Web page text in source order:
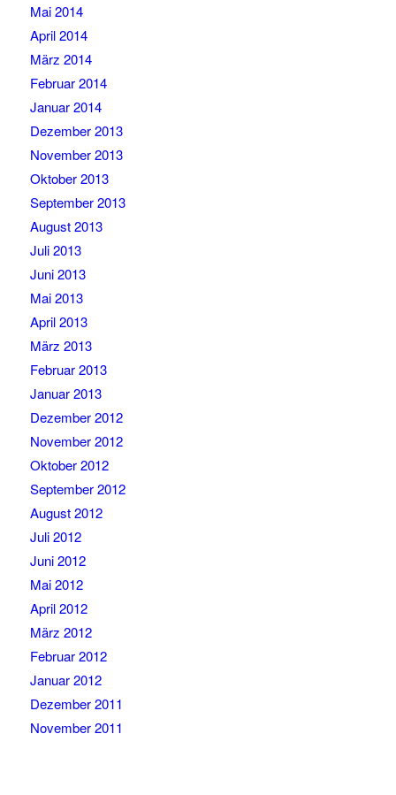
Mai 2014
April 2014
März 2014
Februar 2014
Januar 2014
Dezember 2013
November 2013
Oktober 2013
September 2013
August 2013
Juli 2013
Juni 2013
Mai 2013
April 2013
März 2013
Februar 2013
Januar 2013
Dezember 2012
November 2012
Oktober 2012
September 2012
August 2012
Juli 2012
Juni 2012
Mai 2012
April 2012
März 2012
Februar 2012
Januar 2012
Dezember 2011
November 2011